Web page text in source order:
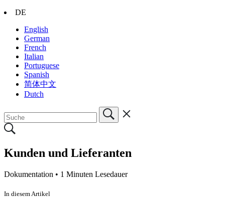
DE
English
German
French
Italian
Portuguese
Spanish
简体中文
Dutch
Kunden und Lieferanten
Dokumentation • 1 Minuten Lesedauer
In diesem Artikel